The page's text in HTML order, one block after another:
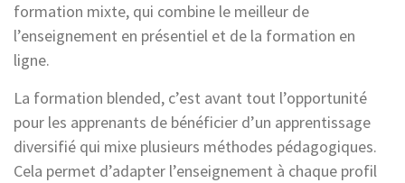
formation mixte, qui combine le meilleur de
l’enseignement en présentiel et de la formation en
ligne.
La formation blended, c’est avant tout l’opportunité
pour les apprenants de bénéficier d’un apprentissage
diversifié qui mixe plusieurs méthodes pédagogiques.
Cela permet d’adapter l’enseignement à chaque profil